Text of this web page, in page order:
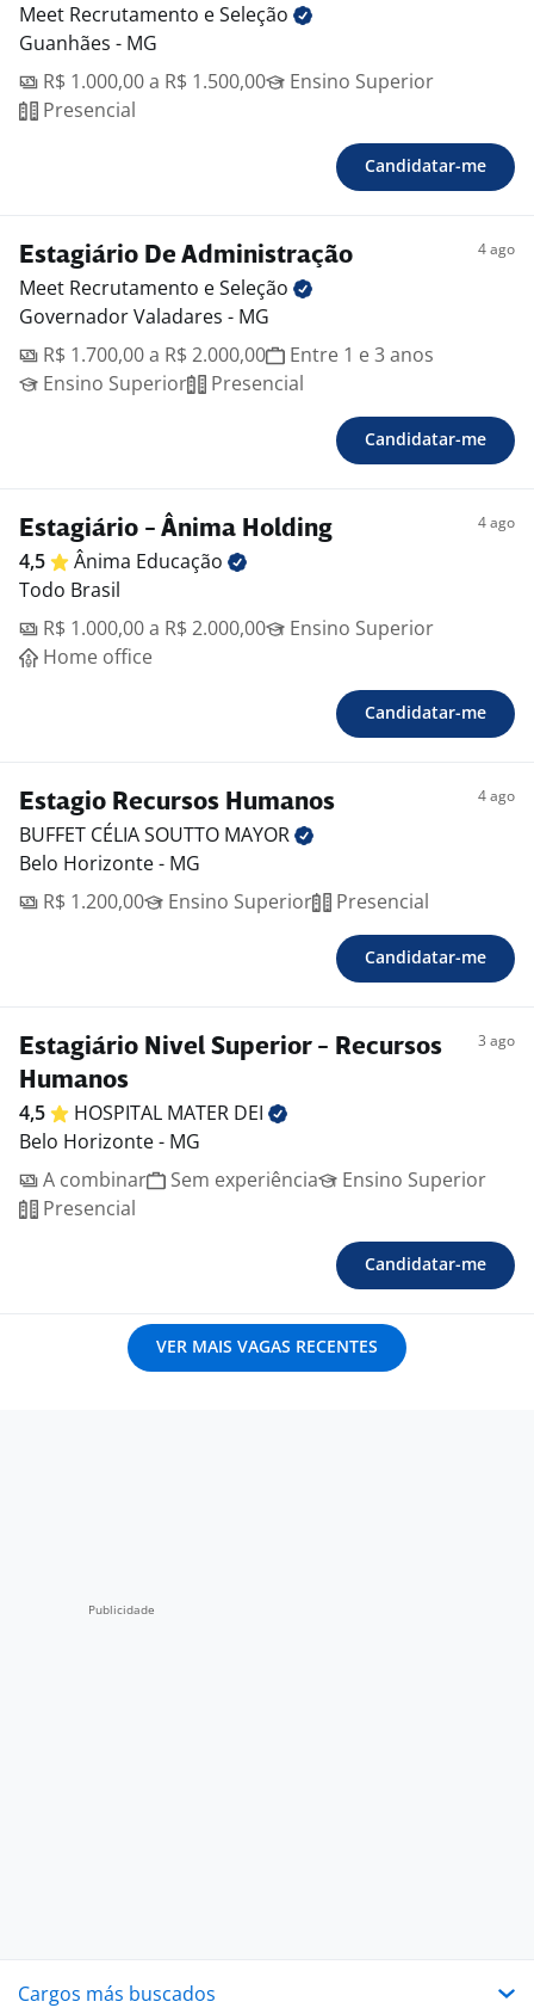
Meet Recrutamento eSeleção
Guanhães - MG
R$ 1.000,00 a R$ 1.500,00
Ensino Superior
Presencial
Candidatar-me
Estagiário De Administração 4 ago
Meet Recrutamento eSeleção
Governador Valadares - MG
R$ 1.700,00 a R$ 2.000,00
Entre 1 e 3 anos
Ensino Superior
Presencial
Candidatar-me
Estagiário - Ânima Holding 4 ago
4,5 Ânima Educação
Todo Brasil
R$ 1.000,00 a R$ 2.000,00
Ensino Superior
Home office
Candidatar-me
Estagio Recursos Humanos 4 ago
BUFFET CÉLIA SOUTTO MAYOR
Belo Horizonte - MG
R$ 1.200,00
Ensino Superior Presencial
Candidatar-me
Estagiário Nivel Superior - Recursos
Humanos
3 ago
4,5 HOSPITAL MATER DEI
Belo Horizonte - MG
A combinar
Sem experiência
Ensino Superior
Presencial
Candidatar-me
VER MAIS VAGAS RECENTES
Cargos más buscados